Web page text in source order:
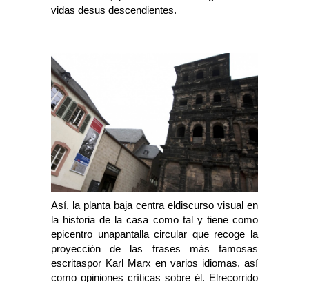
vidas desus descendientes.
Así, la planta baja centra eldiscurso visual en
la historia de la casa como tal y tiene como
epicentro unapantalla circular que recoge la
proyección de las frases más famosas
escritaspor Karl Marx en varios idiomas, así
como opiniones críticas sobre él. Elrecorrido